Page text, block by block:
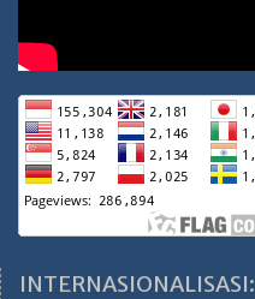
INTERNASIONALISASI: